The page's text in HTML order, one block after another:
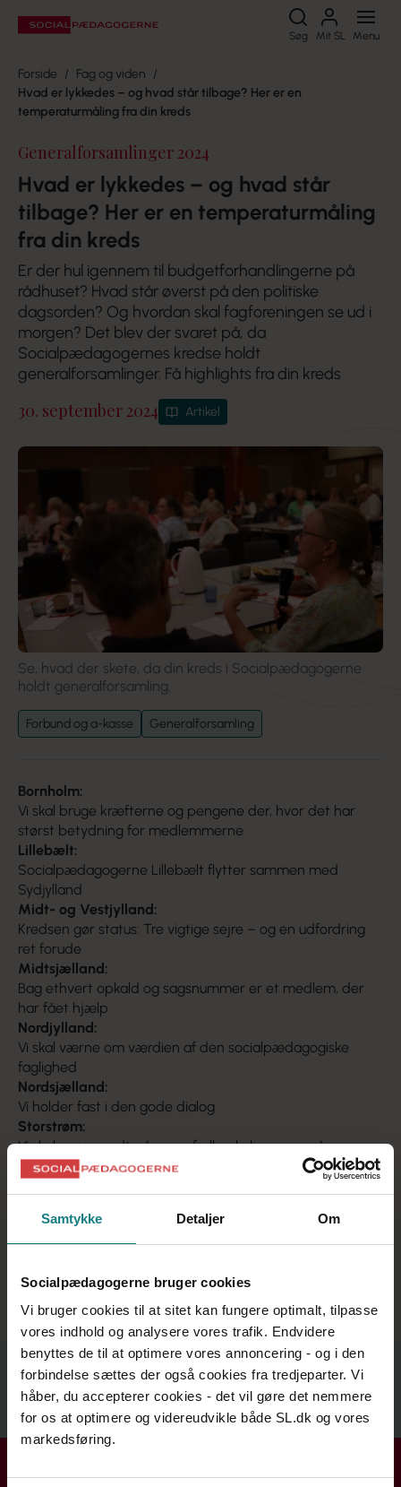
Samtykke Detaljer Om
Socialpædagogerne bruger cookies
Vi bruger cookies til at sitet kan fungere optimalt, tilpasse
vores indhold og analysere vores trafik. Endvidere
benyttes de til at optimere vores annoncering - og i den
forbindelse sættes der også cookies fra tredjeparter. Vi
håber, du accepterer cookies - det vil gøre det nemmere
for os at optimere og videreudvikle både SL.dk og vores
markedsføring.
Søg Mit SL Menu
Søg
Forside
Fag og viden
Hvad er lykkedes – og hvad står tilbage? Her er en
temperaturmåling fra din kreds
Generalforsamlinger 2024
Hvad er lykkedes – og hvad står
tilbage? Her er en temperaturmåling
fra din kreds
Er der hul igennem til budgetforhandlingerne på
rådhuset? Hvad står øverst på den politiske
dagsorden? Og hvordan skal fagforeningen se ud i
morgen? Det blev der svaret på, da
Socialpædagogernes kredse holdt
generalforsamlinger. Få highlights fra din kreds
30. september 2024 Artikel
Se, hvad der skete, da din kreds i Socialpædagogerne
holdt generalforsamling.
Forbund og a-kasse Generalforsamling
Bornholm:
Vi skal bruge kræfterne og pengene der, hvor det har
størst betydning for medlemmerne
Lillebælt:
Socialpædagogerne Lillebælt flytter sammen med
Sydjylland
Midt- og Vestjylland:
Kredsen gør status: Tre vigtige sejre – og en udfordring
ret forude
Midtsjælland:
Bag ethvert opkald og sagsnummer er et medlem, der
har fået hjælp
Nordjylland:
Vi skal værne om værdien af den socialpædagogiske
faglighed
Nordsjælland:
Vi holder fast i den gode dialog
Storstrøm:
Vi skal passe godt på vores fællesskaber – og på vores
faglighed
Østjylland:
Fokus på fagligheden og fremtiden
Fokus på de unge - og de interne strukturer
Relateret indhold
Se mere
Få hjælp i din kreds